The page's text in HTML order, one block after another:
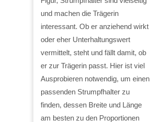
und machen die Trägerin
interessant. Ob er anziehend wirkt
oder eher Unterhaltungswert
vermittelt, steht und fällt damit, ob
er zur Trägerin passt. Hier ist viel
Ausprobieren notwendig, um einen
passenden Strumpfhalter zu
finden, dessen Breite und Länge
am besten zu den Proportionen